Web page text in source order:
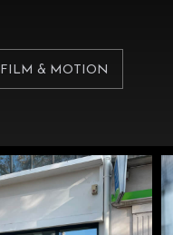
FILM & MOTION